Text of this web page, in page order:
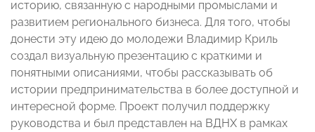
историю, связанную с народными промыслами и
развитием регионального бизнеса. Для того, чтобы
донести эту идею до молодежи Владимир Криль
создал визуальную презентацию с краткими и
понятными описаниями, чтобы рассказывать об
истории предпринимательства в более доступной и
интересной форме. Проект получил поддержку
руководства и был представлен на ВДНХ в рамках